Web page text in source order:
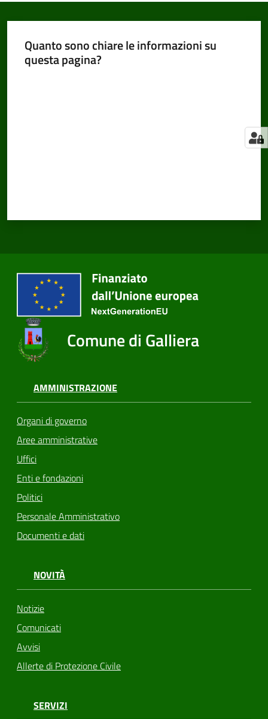
Quanto sono chiare le informazioni su
questa pagina?
Comune di Galliera
AMMINISTRAZIONE
Organi di governo
Aree amministrative
Uffici
Enti e fondazioni
Politici
Personale Amministrativo
Documenti e dati
NOVITÀ
Notizie
Comunicati
Avvisi
Allerte di Protezione Civile
SERVIZI